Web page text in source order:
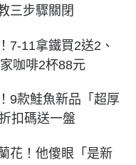
三步驟關閉
7-11拿鐵買2送2、
咖啡2杯88元
9款鮭魚新品「超厚
扣碼送一盤
花！他傻眼「是新